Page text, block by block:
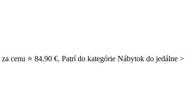
cenu ⭐ 84.90 €. Patrí do kategórie Nábytok do